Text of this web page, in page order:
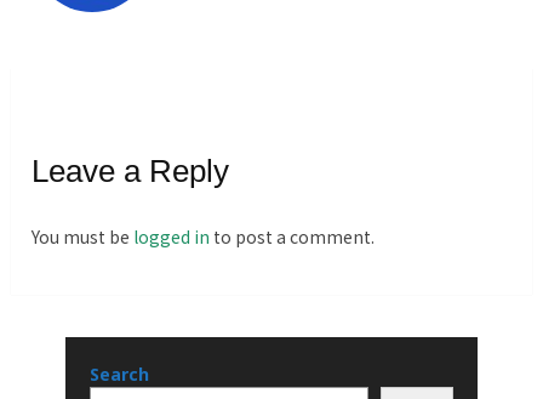
Leave a Reply
You must be logged in to post a comment.
Search